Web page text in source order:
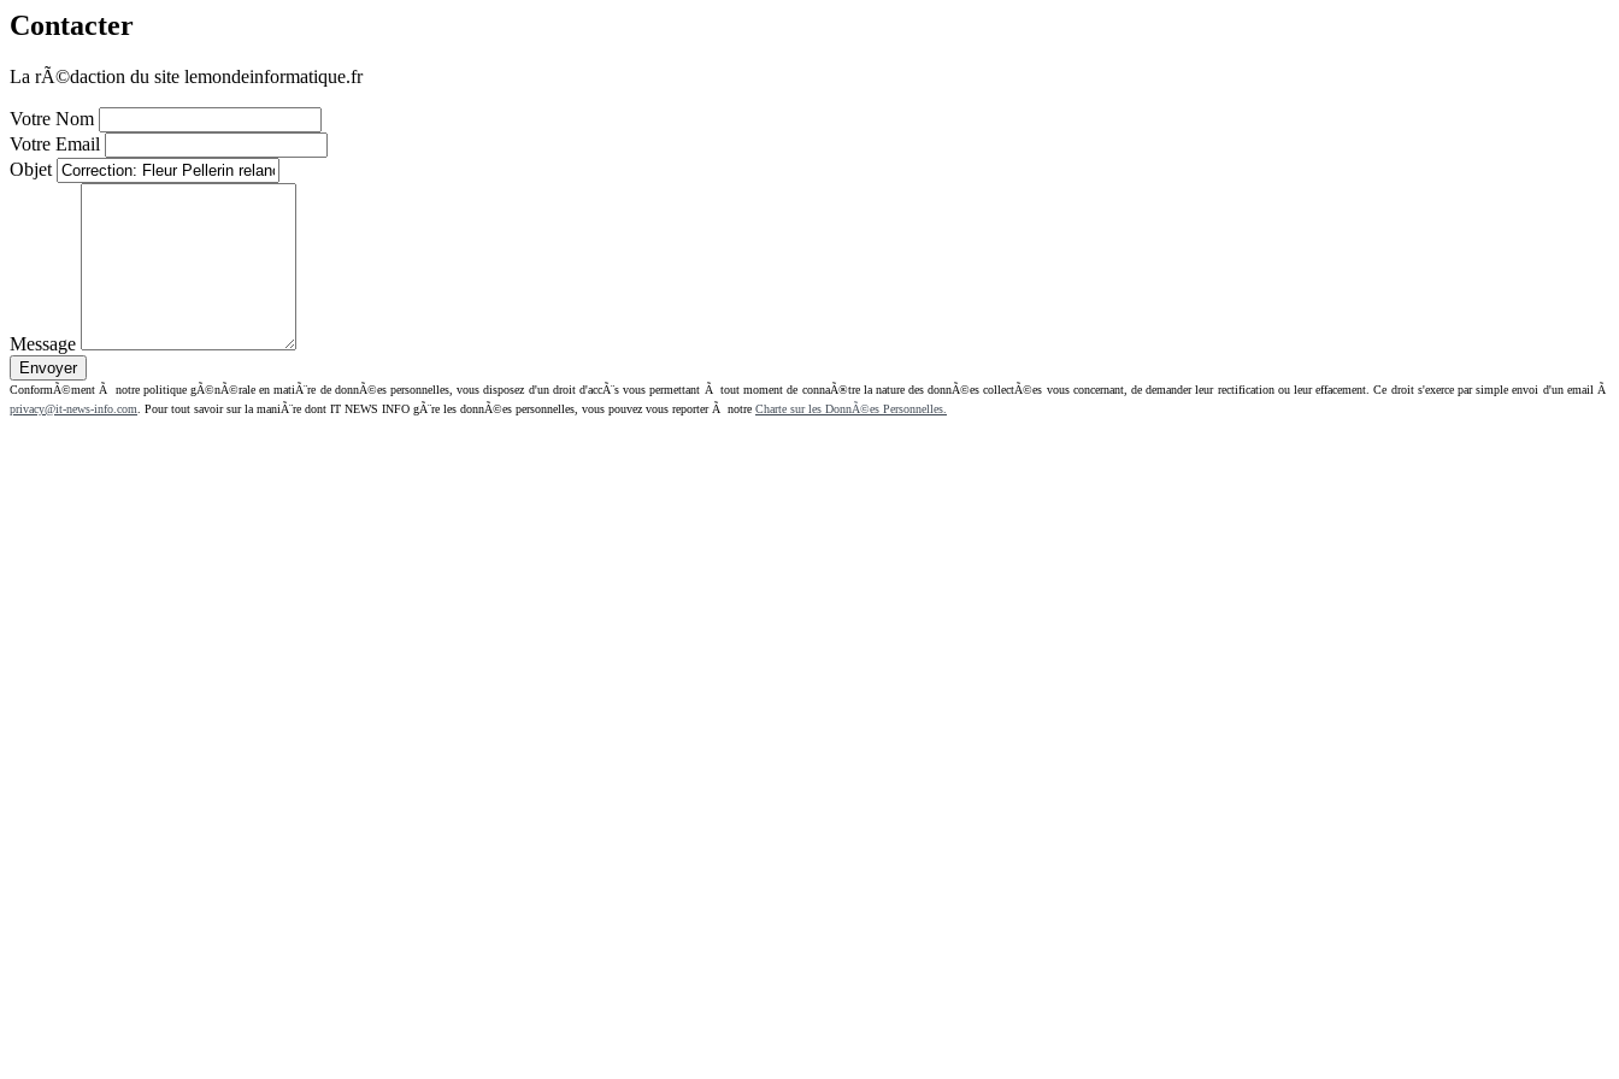
Contacter
La rÃ©daction du site lemondeinformatique.fr
Votre Nom
Votre Email
Objet
Message
ConformÃ©ment Ã notre politique gÃ©nÃ©rale en matiÃ¨re de donnÃ©es personnelles, vous disposez d'un droit d'accÃ¨s vous permettant Ã tout moment de connaÃ®tre la nature des donnÃ©es collectÃ©es vous concernant, de demander leur rectification ou leur effacement. Ce droit s'exerce par simple envoi d'un email Ã
privacy@it-news-info.com . Pour tout savoir sur la maniÃ¨re dont IT NEWS INFO gÃ¨re les donnÃ©es personnelles, vous pouvez vous reporter Ã notre Charte sur les DonnÃ©es Personnelles.